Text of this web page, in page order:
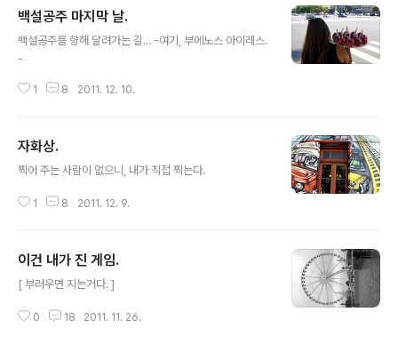
백설공주 마지막 날.
백설공주를 향해 달려가는 길... -여기, 부에노스 아이레스.
-
1 8 2011. 12. 10.
자화상.
찍어 주는 사람이 없으니, 내가 직접 찍는다.
1 8 2011. 12. 9.
이건 내가 진 게임.
[ 부러우면 지는거다. ]
0 18 2011. 11. 26.